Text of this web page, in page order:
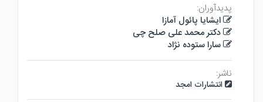
پدیدآوران:
ایشایا پائول آمازا
دکتر محمد علی صلح چی
سارا ستوده نژاد
ناشر:
انتشارات امجد